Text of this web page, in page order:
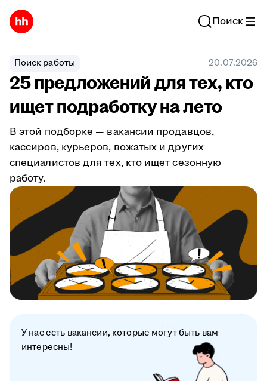
Поиск
Поиск работы 20.07.2026
25 предложений для тех, кто
ищет подработку на лето
В этой подборке — вакансии продавцов,
кассиров, курьеров, вожатых и других
специалистов для тех, кто ищет сезонную
работу.
У нас есть вакансии, которые могут быть вам
интересны!